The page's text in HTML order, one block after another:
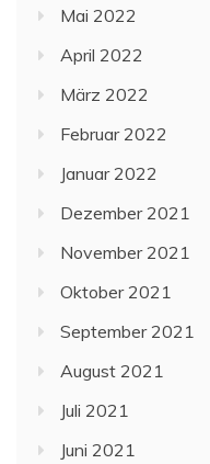
Mai 2022
April 2022
März 2022
Februar 2022
Januar 2022
Dezember 2021
November 2021
Oktober 2021
September 2021
August 2021
Juli 2021
Juni 2021